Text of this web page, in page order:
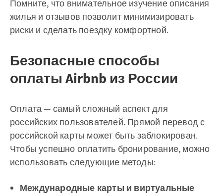
Помните, что внимательное изучение описания
жилья и отзывов позволит минимизировать
риски и сделать поездку комфортной.
Безопасные способы
оплаты Airbnb из России
Оплата — самый сложный аспект для
российских пользователей. Прямой перевод с
российской карты может быть заблокирован.
Чтобы успешно оплатить бронирование, можно
использовать следующие методы:
Международные карты и виртуальные